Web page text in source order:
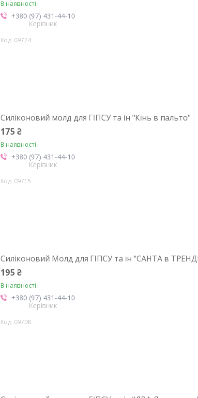
В наявності
+380 (97) 431-44-10
Керівник
09724
Силіконовий молд для ГІПСУ та ін "Кінь в пальто"
175 ₴
В наявності
+380 (97) 431-44-10
Керівник
09715
Силіконовий Молд для ГІПСУ та ін "САНТА в
195 ₴
В наявності
+380 (97) 431-44-10
Керівник
09708